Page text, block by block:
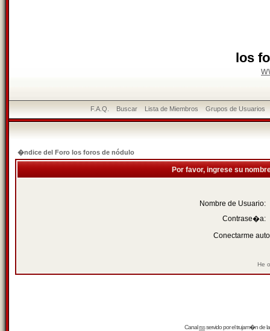
los
F.A.Q. Buscar Lista de Miembros Grupos de Usuarios
�ndice del Foro los foros de nódulo
Por favor, ingrese su
Nombre de Usuario:
Contrase�a:
Conectarme
He
Canalrssservido por eltrujam�nde